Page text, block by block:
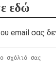
εδώ
email σας